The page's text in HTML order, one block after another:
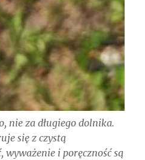
nie za długiego dolnika.
się z czystą
wyważenie i poręczność są